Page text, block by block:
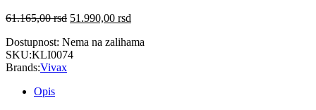
61.165,00rsd 51.990,00 rsd
Dostupnost: Nema na zalihama
SKU:KLI0074
Brands:Vivax
Opis